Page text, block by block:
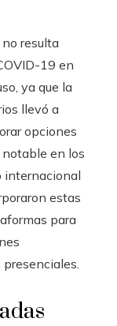
resulta
19 en
ya que la
llevó a
opciones
en los
internacional
estas
para